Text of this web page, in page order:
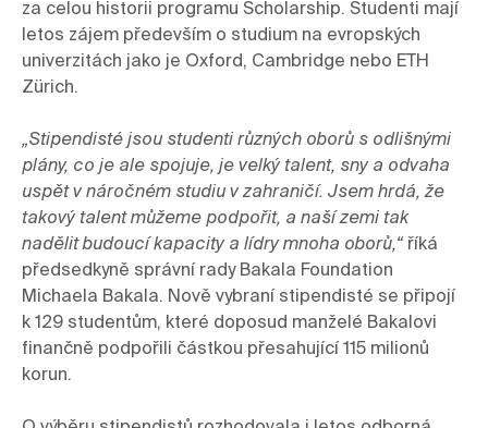
za celou historii programu Scholarship. Studenti mají
letos zájem především o studium na evropských
univerzitách jako je Oxford, Cambridge nebo ETH
Zürich.
„Stipendisté jsou studenti různých oborů s odlišnými
plány, co je ale spojuje, je velký talent, sny a odvaha
uspět v náročném studiu v zahraničí. Jsem hrdá, že
takový talent můžeme podpořit, a naší zemi tak
nadělit budoucí kapacity a lídry mnoha oborů,“ říká
předsedkyně správní rady Bakala Foundation
Michaela Bakala. Nově vybraní stipendisté se připojí
k 129 studentům, které doposud manželé Bakalovi
finančně podpořili částkou přesahující 115 milionů
korun.